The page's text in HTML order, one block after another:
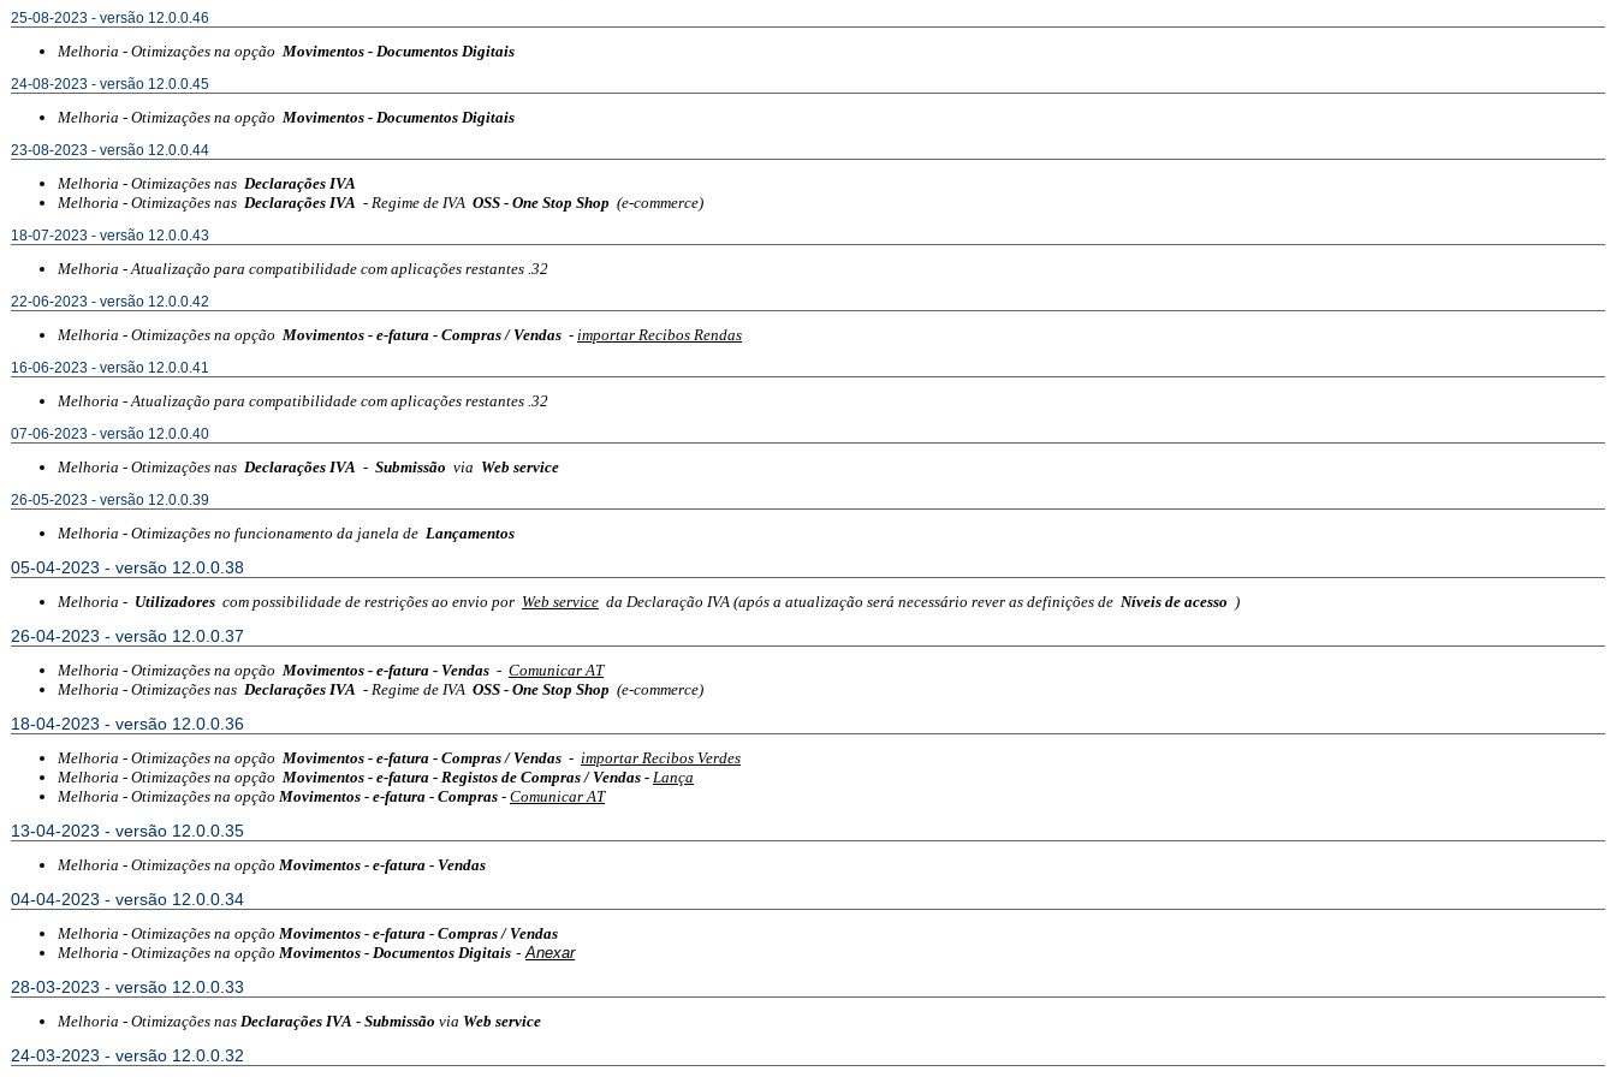
25-08-2023 - versão 12.0.0.46
Melhoria - Otimizações na opção Movimentos - Documentos Digitais
24-08-2023 - versão 12.0.0.45
Melhoria - Otimizações na opção Movimentos - Documentos Digitais
23-08-2023 - versão 12.0.0.44
Melhoria - Otimizações nas Declarações IVA
Melhoria - Otimizações nas Declarações IVA - Regime de IVA OSS - One Stop Shop (e-commerce)
18-07-2023 - versão 12.0.0.43
Melhoria - Atualização para compatibilidade com aplicações restantes .32
22-06-2023 - versão 12.0.0.42
Melhoria - Otimizações na opção Movimentos - e-fatura - Compras / Vendas - importar Recibos Rendas
16-06-2023 - versão 12.0.0.41
Melhoria - Atualização para compatibilidade com aplicações restantes .32
07-06-2023 - versão 12.0.0.40
Melhoria - Otimizações nas Declarações IVA - Submissão via Web service
26-05-2023 - versão 12.0.0.39
Melhoria - Otimizações no funcionamento da janela de Lançamentos
05-04-2023 - versão 12.0.0.38
Melhoria - Utilizadores com possibilidade de restrições ao envio por Web service da Declaração IVA (após a atualização será necessário rever as definições de Níveis de acesso )
26-04-2023 - versão 12.0.0.37
Melhoria - Otimizações na opção Movimentos - e-fatura - Vendas - Comunicar AT
Melhoria - Otimizações nas Declarações IVA - Regime de IVA OSS - One Stop Shop (e-commerce)
18-04-2023 - versão 12.0.0.36
Melhoria - Otimizações na opção Movimentos - e-fatura - Compras / Vendas - importar Recibos Verdes
Melhoria - Otimizações na opção Movimentos - e-fatura - Registos de Compras / Vendas - Lança
Melhoria - Otimizações na opção Movimentos - e-fatura - Compras - Comunicar AT
13-04-2023 - versão 12.0.0.35
Melhoria - Otimizações na opção Movimentos - e-fatura - Vendas
04-04-2023 - versão 12.0.0.34
Melhoria - Otimizações na opção Movimentos - e-fatura - Compras / Vendas
Melhoria - Otimizações na opção Movimentos - Documentos Digitais - Anexar
28-03-2023 - versão 12.0.0.33
Melhoria - Otimizações nas Declarações IVA - Submissão via Web service
24-03-2023 - versão 12.0.0.32